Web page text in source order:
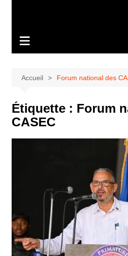
Accueil Forum national des
Étiquette : Forum
CASEC